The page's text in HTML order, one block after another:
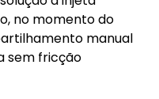
no momento do
manual
sem fricção